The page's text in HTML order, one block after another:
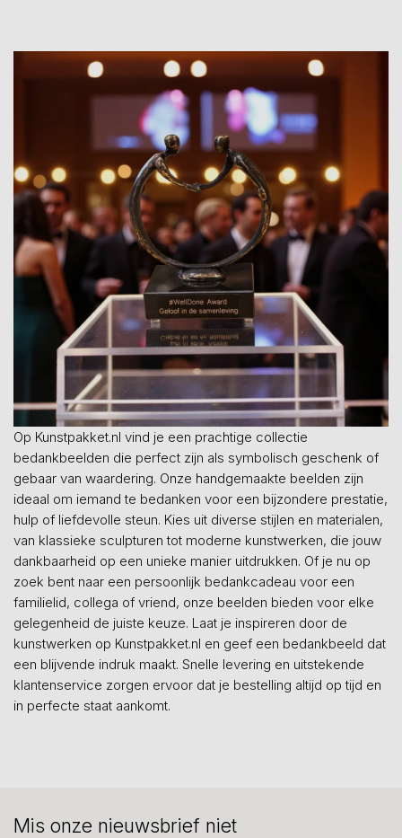
Op Kunstpakket.nl vind je een prachtige collectie
bedankbeelden die perfect zijn als symbolisch geschenk of
gebaar van waardering. Onze handgemaakte beelden zijn
ideaal om iemand te bedanken voor een bijzondere prestatie,
hulp of liefdevolle steun. Kies uit diverse stijlen en materialen,
van klassieke sculpturen tot moderne kunstwerken, die jouw
dankbaarheid op een unieke manier uitdrukken. Of je nu op
zoek bent naar een persoonlijk bedankcadeau voor een
familielid, collega of vriend, onze beelden bieden voor elke
gelegenheid de juiste keuze. Laat je inspireren door de
kunstwerken op Kunstpakket.nl en geef een bedankbeeld dat
een blijvende indruk maakt. Snelle levering en uitstekende
klantenservice zorgen ervoor dat je bestelling altijd op tijd en
in perfecte staat aankomt.
Mis onze nieuwsbrief niet